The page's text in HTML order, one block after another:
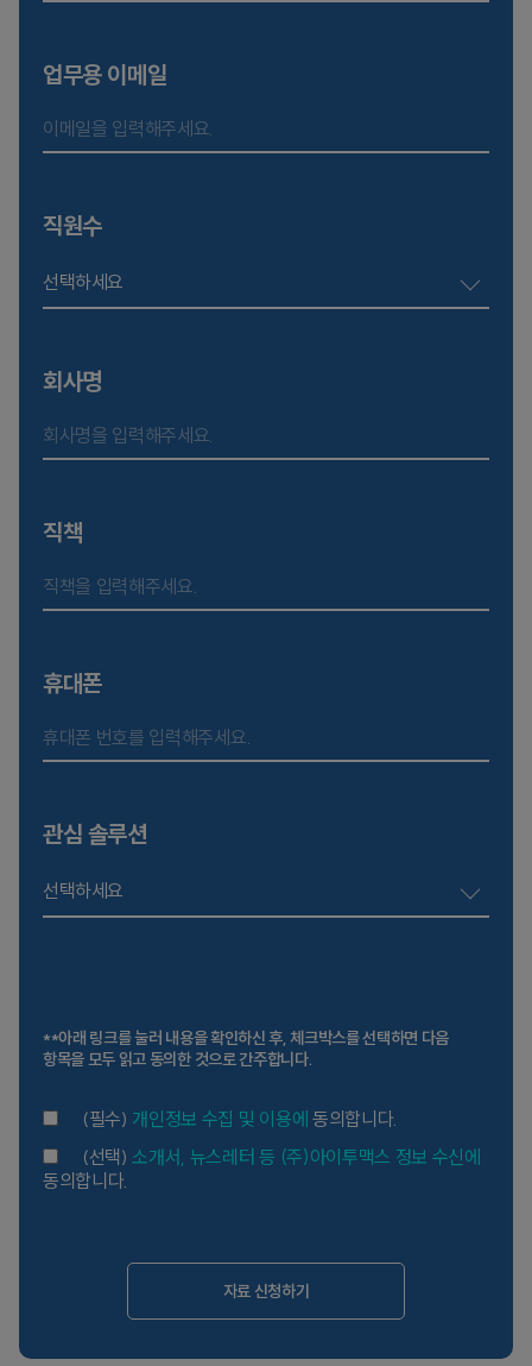
업무용 이메일
직원수
선택하세요
회사명
직책
휴대폰
관심 솔루션
선택하세요
**아래 링크를 눌러 내용을 확인하신 후, 체크박스를 선택하면 다음
항목을 모두 읽고 동의한 것으로 간주합니다.
(필수) 개인정보 수집 및 이용에 동의합니다.
(선택)소개서, 뉴스레터 등 (주)아이투맥스 정보 수신에
동의합니다.
자료 신청하기